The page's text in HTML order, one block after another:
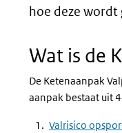
hoe deze
Wat is de
De Ketenaanpak
aanpak bestaat uit
Valrisico